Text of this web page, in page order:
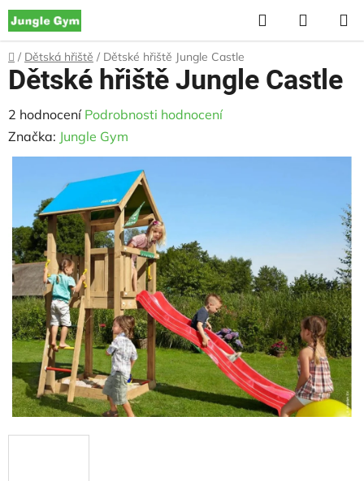
Přejít
na
obsah
Hledat
KOŠÍK
Domů
/ Dětská hřiště / Dětské hřiště Jungle Castle
Dětské hřiště Jungle Castle
Průměrné
hodnocení
produktu
z
5
hvězdiček.
2 hodnocení Podrobnosti hodnocení
Značka: Jungle Gym